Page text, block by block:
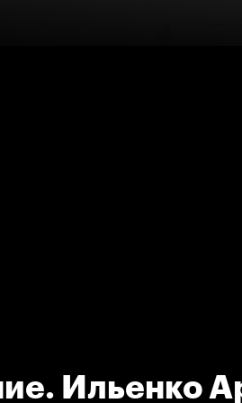
Ильенко